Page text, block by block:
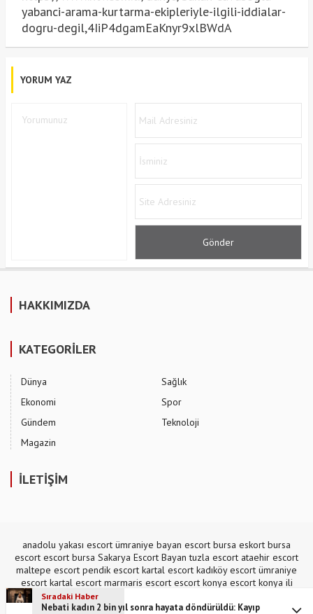
yabanci-arama-kurtarma-ekipleriyle-ilgili-iddialar-
dogru-degil,4IiP4dgamEaKnyr9xlBWdA
YORUM YAZ
Sıradaki Haber
Nebati kadın 2 bin yıl sonra hayata döndürüldü: Kayıp
HAKKIMIZDA
KATEGORİLER
Dünya
Ekonomi
Gündem
Magazin
Sağlık
Spor
Teknoloji
İLETİŞİM
anadolu yakası escort ümraniye bayan escort bursa eskort bursa
escort escort bursa Sakarya Escort Bayan tuzla escort ataehir escort
maltepe escort pendik escort kartal escort kadıköy escort ümraniye
escort kartal escort marmaris escort escort konya escort konya ili